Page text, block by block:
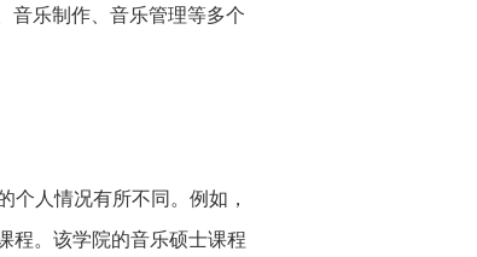
音乐制作、音乐管理等多个
个人情况有所不同。例如，
程。该学院的音乐硕士课程